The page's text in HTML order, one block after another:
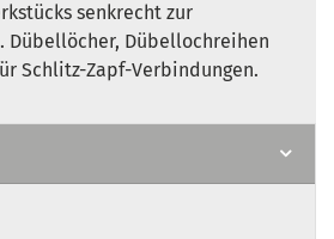
senkrecht zur
Dübellöcher, Dübellochreihen
Schlitz-Zapf-Verbindungen.